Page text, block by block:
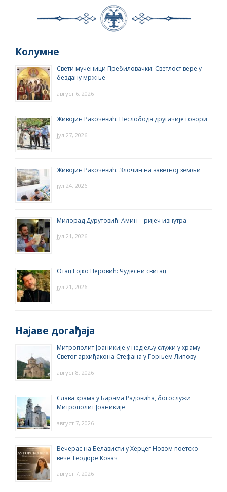
Колумне
Свети мученици Пребиловачки: Светлост вере у
бездану мржње
август 6, 2026
Живојин Ракочевић: Неслобода другачије говори
јул 27, 2026
Живојин Ракочевић: Злочин на заветној земљи
јул 24, 2026
Милорад Дурутовић: Амин – ријеч изнутра
јул 21, 2026
Отац Гојко Перовић: Чудесни свитац
јул 21, 2026
Најаве догађаја
Митрополит Јоаникије у недјељу служи у храму
Светог архиђакона Стефана у Горњем Липову
август 8, 2026
Слава храма у Барама Радовића, богослужи
Митрополит Јоаникије
август 7, 2026
Вечерас на Белависти у Херцег Новом поетско
вече Теодоре Ковач
август 7, 2026